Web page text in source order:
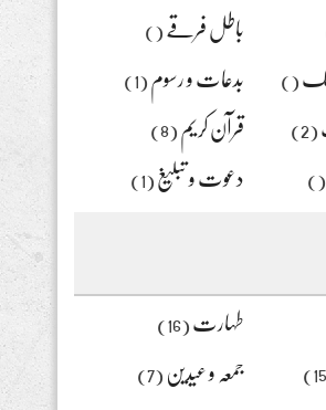
باطل فرقے ()
بدعات و رسوم (1) ()
قرآن کریم (8) (2)
دعوت و تبلیغ (1) ()
طہارت (16)
جمعہ و عیدین (7)